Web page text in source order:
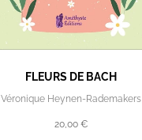
FLEURS DE BACH
Véronique Heynen-Rademakers
20,00 €